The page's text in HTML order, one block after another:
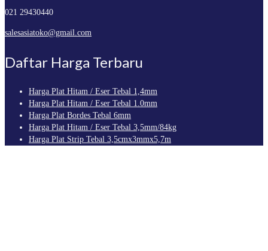
021 29430440
salesasiatoko@gmail.com
Daftar Harga Terbaru
Harga Plat Hitam / Eser Tebal 1,4mm
Harga Plat Hitam / Eser Tebal 1.0mm
Harga Plat Bordes Tebal 6mm
Harga Plat Hitam / Eser Tebal 3,5mm/84kg
Harga Plat Strip Tebal 3,5cmx3mmx5,7m